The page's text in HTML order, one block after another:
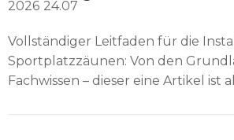
Vollständiger Leitfaden für die
Sportplatzzäunen: Von den
Fachwissen – dieser eine Artikel ist
2026 24.07